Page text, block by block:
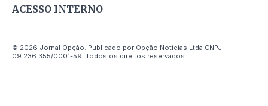
ACESSO INTERNO
© 2026 Jornal Opção. Publicado por Opção Notícias Ltda CNPJ
09.236.355/0001-59. Todos os direitos reservados.